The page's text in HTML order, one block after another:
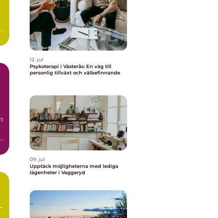
12. jul
Psykoterapi i Västerås: En väg till
personlig tillväxt och välbefinnande
09. jul
Upptäck möjligheterna med lediga
lägenheter i Vaggeryd